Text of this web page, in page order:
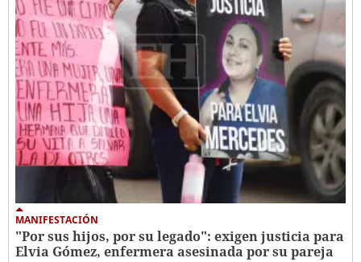
MANIFESTACIÓN
"Por sus hijos, por su legado": exigen justicia para
Elvia Gómez, enfermera asesinada por su pareja